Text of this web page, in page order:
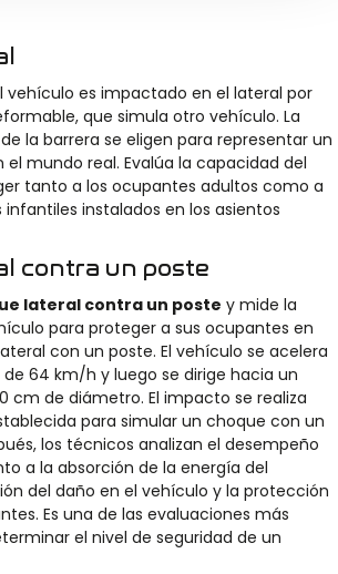
vehículo es impactado en el lateral por
que simula otro vehículo. La
la barrera se eligen para representar un
mundo real. Evalúa la capacidad del
tanto a los ocupantes adultos como a
infantiles instalados en los asientos
contra un poste
lateral contra un poste y mide la
para proteger a sus ocupantes en
con un poste. El vehículo se acelera
64 km/h y luego se dirige hacia un
cm de diámetro. El impacto se realiza
para simular un choque con un
los técnicos analizan el desempeño
a la absorción de la energía del
del daño en el vehículo y la protección
Es una de las evaluaciones más
el nivel de seguridad de un